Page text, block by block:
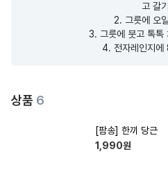
고 갈기
2. 그릇에 오
3. 그릇에 붓고 톡톡
4. 전자레인지에
상품 6
[팜송] 한끼 당근
1,990원